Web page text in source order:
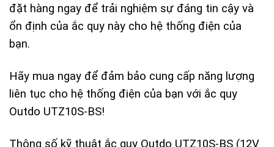
đặt hàng ngay để trải nghiệm sự đáng tin cậy và
ổn định của ắc quy này cho hệ thống điện của
bạn.
Hãy mua ngay để đảm bảo cung cấp năng lượng
liên tục cho hệ thống điện của bạn với ắc quy
Outdo UTZ10S-BS!
Thông số kỹ thuật ắc quy Outdo UTZ10S-BS (12V